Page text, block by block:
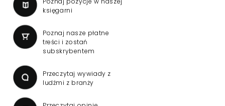
księgarni
Poznaj nasze płatne
treści i zostań
subskrybentem
Przeczytaj wywiady z
ludźmi z branży